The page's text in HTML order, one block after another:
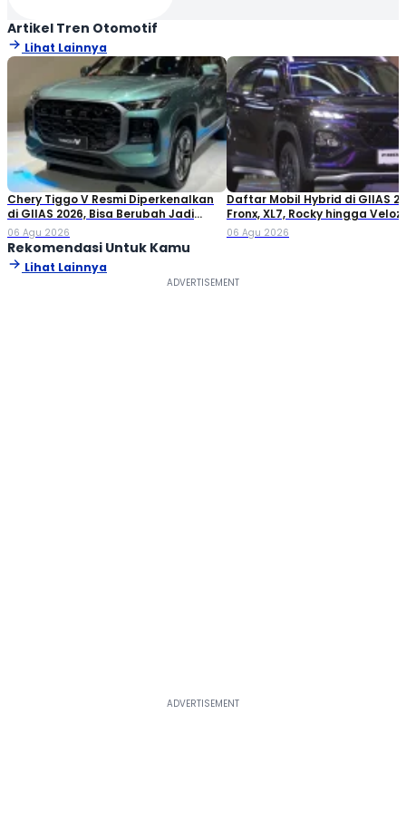
Artikel Tren Otomotif
Lihat Lainnya
Chery Tiggo V Resmi Diperkenalkan
di GIIAS 2026, Bisa Berubah Jadi
Double Cabin
06 Agu 2026
Daftar Mobil Hybrid di GIIAS
Fronx, XL7, Rocky hingga Veloz!
06 Agu 2026
Rekomendasi Untuk Kamu
Lihat Lainnya